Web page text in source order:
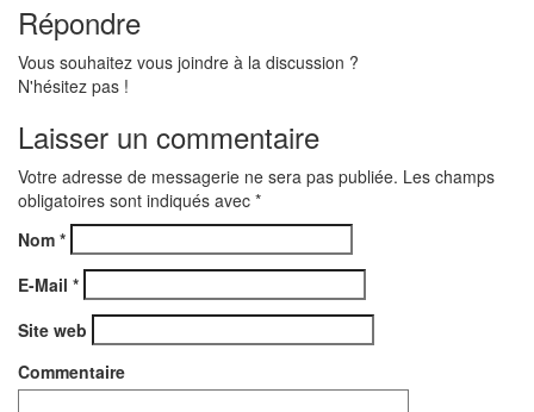
Répondre
Vous souhaitez vous joindre à la discussion ?
N'hésitez pas !
Laisser un commentaire
Votre adresse de messagerie ne sera pas publiée. Les champs
obligatoires sont indiqués avec *
Nom *
E-Mail *
Site web
Commentaire